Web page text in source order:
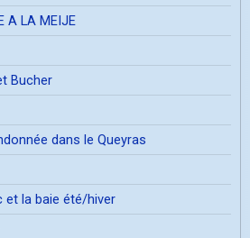
A LA MEIJE
Bucher
dans le Queyras
et la baie été/hiver